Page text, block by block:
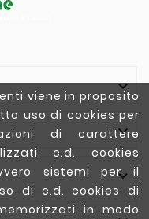
viene in proposito
uso di cookies per
di carattere
c.d. cookies
sistemi per il
di c.d. cookies di
in modo


